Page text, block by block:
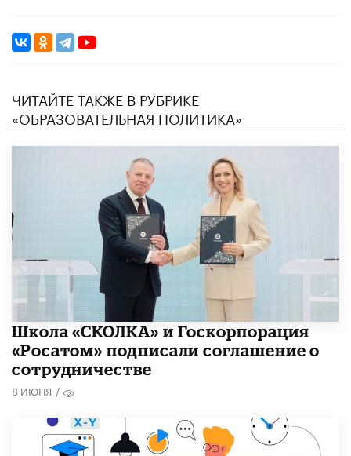
ЧИТАЙТЕ ТАКЖЕ В РУБРИКЕ
«ОБРАЗОВАТЕЛЬНАЯ ПОЛИТИКА»
Школа «СКОЛКА» и Госкорпорация
«Росатом» подписали соглашение о
сотрудничестве
8 ИЮНЯ /